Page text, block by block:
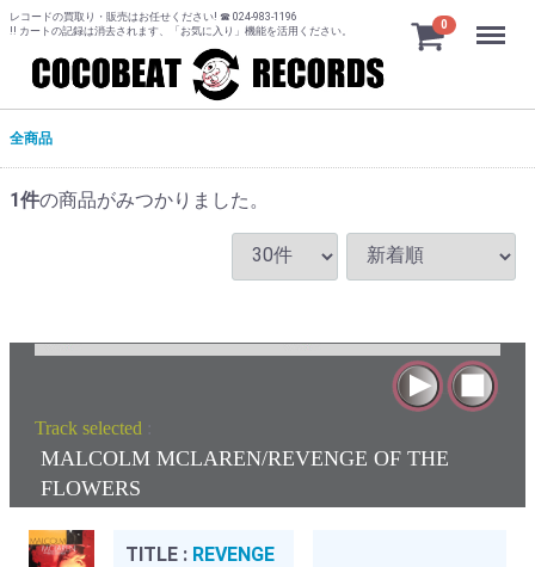
レコードの買取り・販売はお任せください! ☎ 024-983-1196
!! カートの記録は消去されます、「お気に入り」機能を活用ください。
0 Menu
全商品
1件の商品がみつかりました。
Track selected :
MALCOLM MCLAREN/REVENGE OF THE
FLOWERS
TITLE : REVENGE